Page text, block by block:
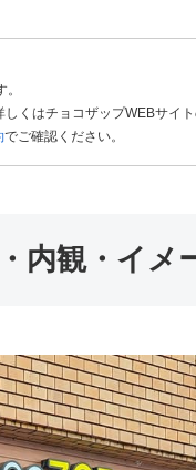
くはチョコザップWEBサイ
でご確認ください。
内観・イメ